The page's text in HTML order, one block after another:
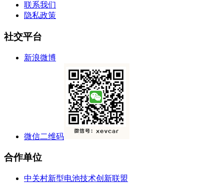
联系我们
隐私政策
社交平台
新浪微博
微信二维码
合作单位
中关村新型电池技术创新联盟